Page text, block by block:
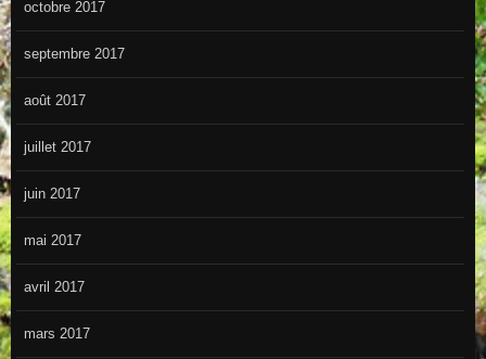
octobre 2017
septembre 2017
août 2017
juillet 2017
juin 2017
mai 2017
avril 2017
mars 2017